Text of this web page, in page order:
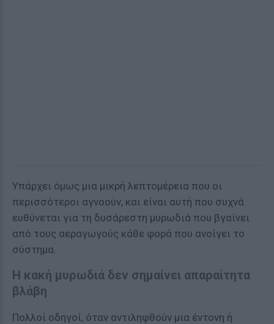
Υπάρχει όμως μια μικρή λεπτομέρεια που οι
περισσότεροι αγνοούν, και είναι αυτή που συχνά
ευθύνεται για τη δυσάρεστη μυρωδιά που βγαίνει
από τους αεραγωγούς κάθε φορά που ανοίγει το
σύστημα.
Η κακή μυρωδιά δεν σημαίνει απαραίτητα
βλάβη
Πολλοί οδηγοί, όταν αντιληφθούν μια έντονη ή